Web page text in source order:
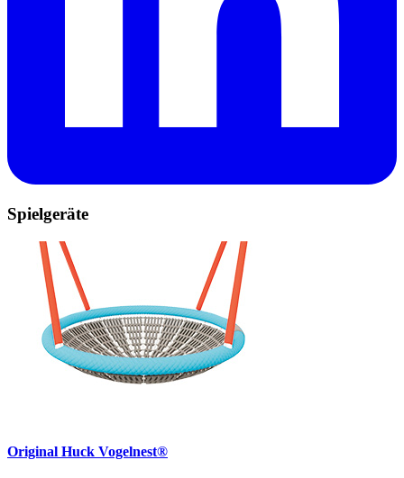
Spielgeräte
Original Huck Vogelnest®